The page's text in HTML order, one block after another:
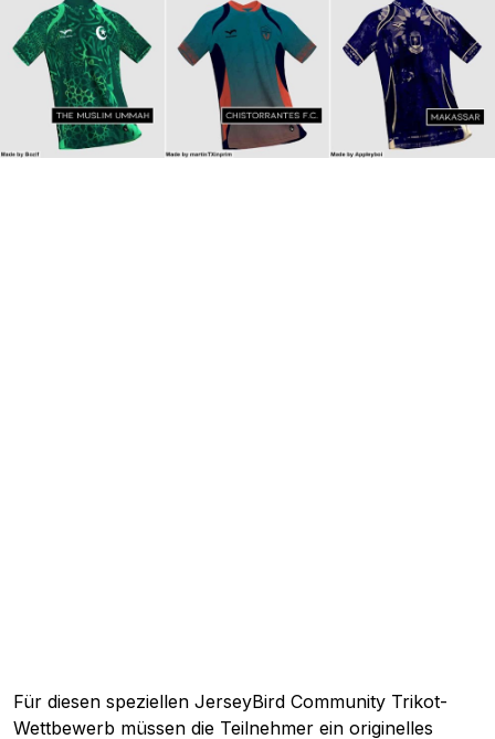
Für diesen speziellen JerseyBird Community Trikot-
Wettbewerb müssen die Teilnehmer ein originelles